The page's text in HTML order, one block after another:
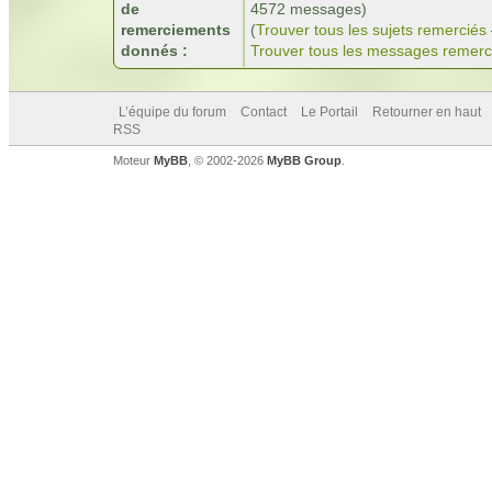
de
remerciements
donnés :
4572 messages)
(Trouver tous les sujets remerciés
Trouver tous les messages
L’équipe du forum Contact Le Portail
Retourner en haut
RSS
Moteur MyBB , © 2002-2026 MyBB Group